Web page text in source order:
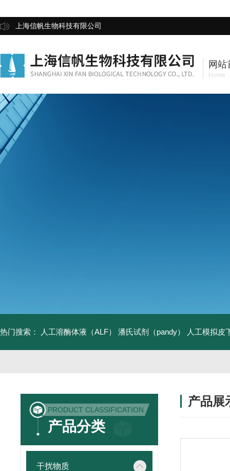
上海信帆生物科技有限公司
网站
Home
热门搜索： 人工溶酶体液（ALF） 潘氏试剂（pandy） 人工模拟皮
PRODUCT CLASSIFICATION
产品分类
干扰物质
产品展